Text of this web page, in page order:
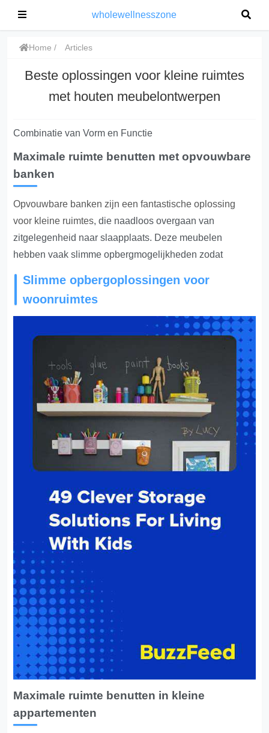
wholewellnesszone
Home Articles
Beste oplossingen voor kleine ruimtes
met houten meubelontwerpen
Combinatie van Vorm en Functie
Maximale ruimte benutten met opvouwbare
banken
Opvouwbare banken zijn een fantastische oplossing
voor kleine ruimtes, die naadloos overgaan van
zitgelegenheid naar slaapplaats. Deze meubelen
hebben vaak slimme opbergmogelijkheden zodat
Slimme opbergoplossingen voor
woonruimtes
Maximale ruimte benutten in kleine
appartementen